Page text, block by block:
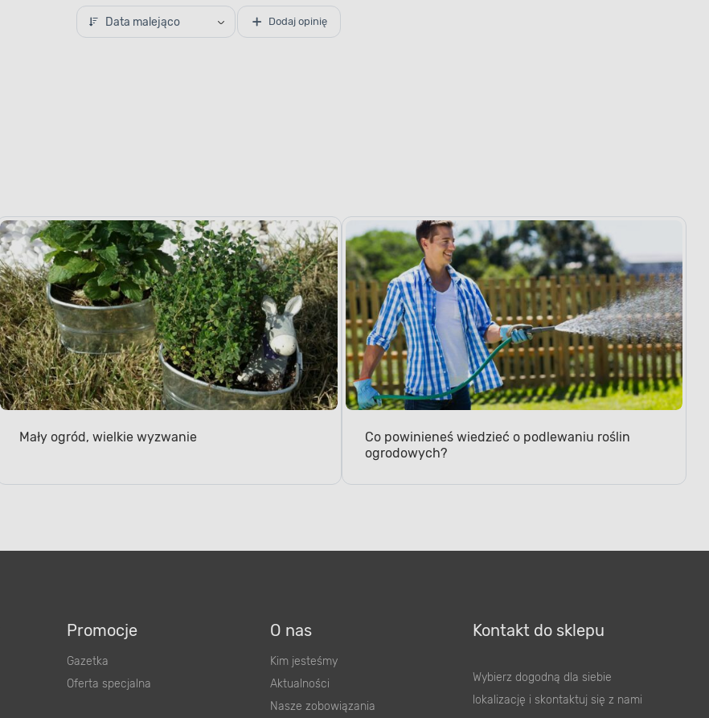
Data malejąco Dodaj opinię
Mały ogród, wielkie wyzwanie
Co powinieneś wiedzieć o podlewaniu roślin
ogrodowych?
Promocje
Gazetka
Oferta specjalna
O nas
Kim jesteśmy
Aktualności
Nasze zobowiązania
Kontakt do sklepu
Wybierz dogodną dla siebie
lokalizację i skontaktuj się z nami